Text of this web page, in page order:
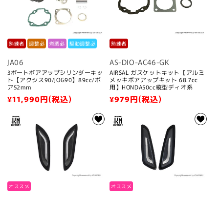
熟練者 調整必 燃調必 駆動調整必
JA06
3ポートボアアップシリンダーキッ
ト【アクシス90/JOG90】89cc/ボ
ア52mm
通
価
¥11,990円(税込)
熟練者
AS-DIO-AC46-GK
AIRSAL ガスケットキット【アルミ
メッキボアアップキット 68.7cc
用】HONDA50cc縦型ディオ系
通
価
¥979円(税込)
オススメ オススメ